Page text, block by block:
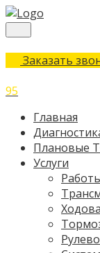
Заказать
95
Главная
Плановые
Услуги